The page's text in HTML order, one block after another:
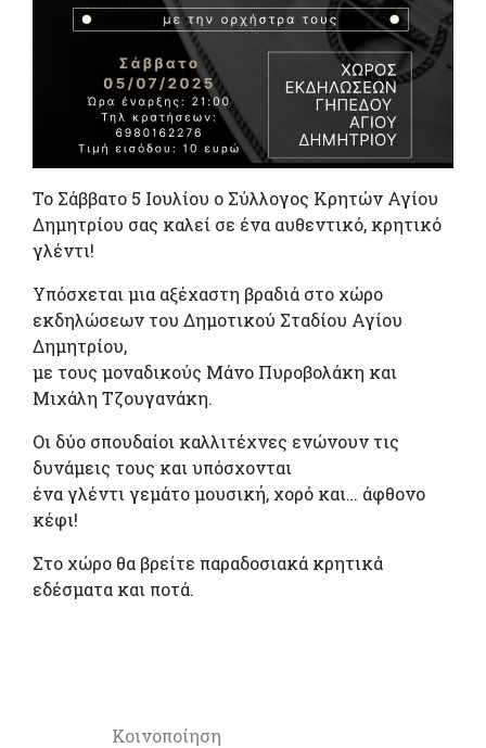
Το Σάββατο 5 Ιουλίου ο Σύλλογος Κρητών Αγίου
Δημητρίου σας καλεί σε ένα αυθεντικό, κρητικό
γλέντι!
Υπόσχεται μια αξέχαστη βραδιά στο χώρο
εκδηλώσεων του Δημοτικού Σταδίου Αγίου
Δημητρίου,
με τους μοναδικούς Μάνο Πυροβολάκη και
Μιχάλη Τζουγανάκη.
Οι δύο σπουδαίοι καλλιτέχνες ενώνουν τις
δυνάμεις τους και υπόσχονται
ένα γλέντι γεμάτο μουσική, χορό και… άφθονο
κέφι!
Στο χώρο θα βρείτε παραδοσιακά κρητικά
εδέσματα και ποτά.
Κοινοποίηση